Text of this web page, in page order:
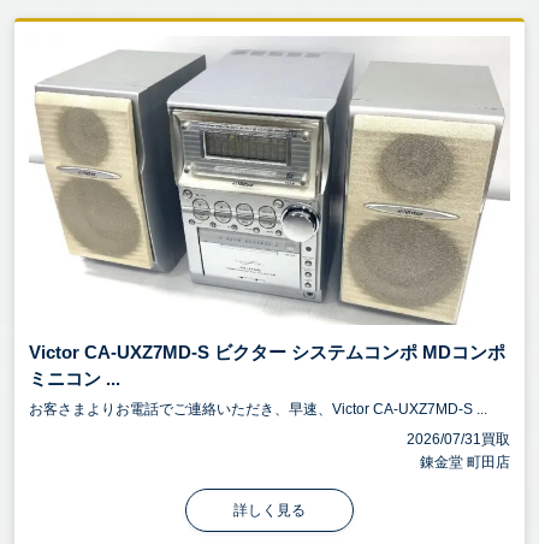
Victor CA-UXZ7MD-S ビクター システムコンポ MDコンポ
ミニコン ...
お客さまよりお電話でご連絡いただき、早速、Victor CA-UXZ7MD-S ...
2026/07/31買取
錬金堂 町田店
詳しく見る